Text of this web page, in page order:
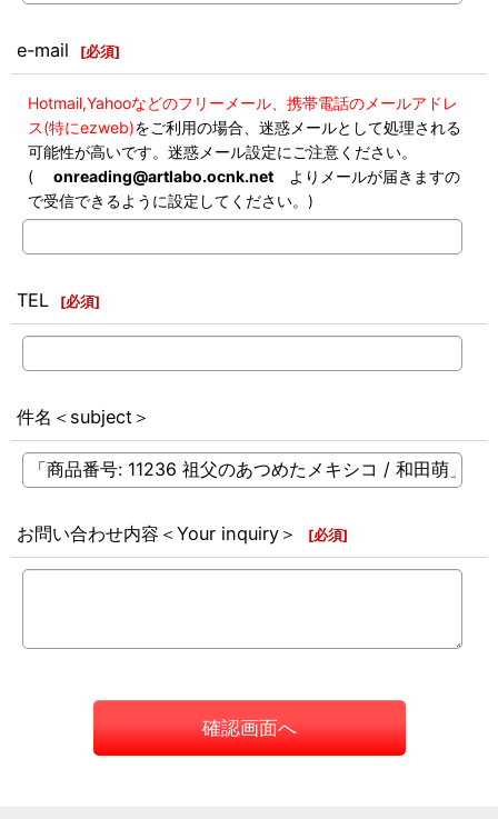
e-mail [必須]
Hotmail,Yahooなどのフリーメール、携帯電話のメールアドレ
ス(特にezweb)をご利用の場合、迷惑メールとして処理される
可能性が高いです。迷惑メール設定にご注意ください。
( onreading@artlabo.ocnk.net よりメールが届きますの
で受信できるように設定してください。)
TEL [必須]
件名＜subject＞
お問い合わせ内容＜Your inquiry＞ [必須]
確認画面へ